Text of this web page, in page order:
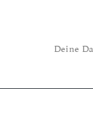
Deine